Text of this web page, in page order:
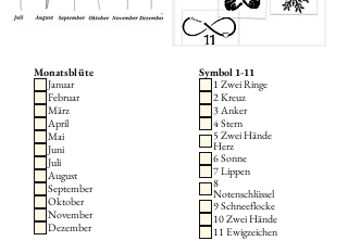
Monatsblüte
Januar
Februar
März
April
Mai
Juni
Juli
August
September
Oktober
November
Dezember
Symbol 1-11
1 Zwei Ringe
2 Kreuz
3 Anker
4 Stern
5 Zwei Hände
Herz
6 Sonne
7 Lippen
8
Notenschlüssel
9 Schneeflocke
10 Zwei Hände
11 Ewigzeichen